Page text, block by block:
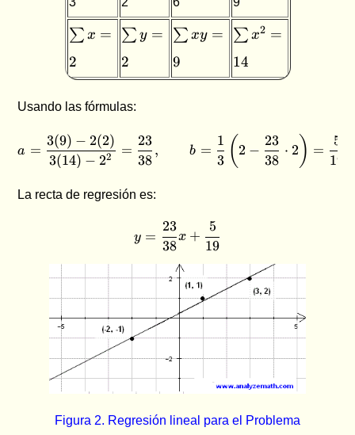
\sum
x=2
∑ x =
2
\sum
y=2
∑ y =
2
\sum
xy=9
∑ xy =
9
\sum
x^2=14
∑ x2 =
14
Usando las fórmulas:
a=\frac{3(9)-
a =
3(14) − 22
3(9) − 2(2)
=
38
23
, b =
3
1 ( 2 −
38
23
⋅ 2 ) =
19
5
La recta de regresión es:
y =
38
23
x +
19
5
Figura 2. Regresión lineal para el Problema